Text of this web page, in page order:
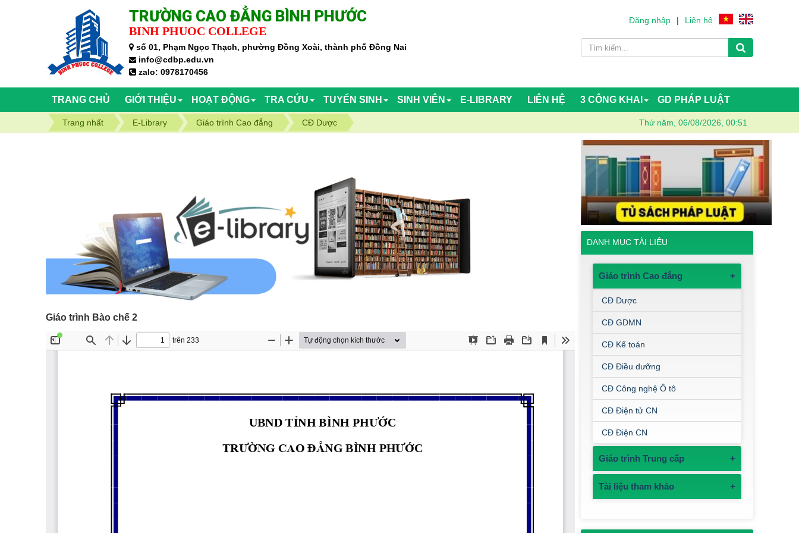
TRƯỜNG CAO ĐẲNG BÌNH PHƯỚC
BINH PHUOC COLLEGE
số 01, Phạm Ngọc Thạch, phường Đồng Xoài, thành phố Đồng Nai
info@cdbp.edu.vn
zalo: 0978170456
Đăng nhập | Liên hệ
TRANG CHỦ GIỚI THIỆU HOẠT ĐỘNG TRA CỨU TUYỂN SINH SINH VIÊN E-LIBRARY LIÊN HỆ 3 CÔNG KHAI GD PHÁP LUẬT
Trang nhất E-Library Giáo trình Cao đẳng CĐ Dược Thứ năm, 06/08/2026, 00:51
Giáo trình Bào chế 2
DANH MỤC TÀI LIỆU
Giáo trình Cao đẳng +
CĐ Dược
CĐ GDMN
CĐ Kế toán
CĐ Điều dưỡng
CĐ Công nghệ Ô tô
CĐ Điện tử CN
CĐ Điện CN
Giáo trình Trung cấp +
Tài liệu tham khảo +